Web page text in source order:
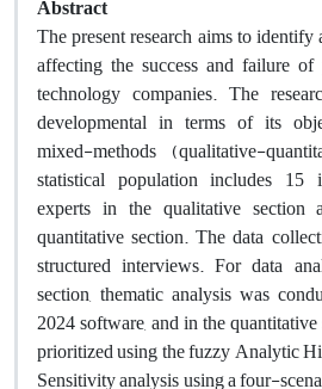
Abstract
The present research aims to
affecting the success and failure
technology companies. The
developmental in terms of its
mixed-methods (qualitative-
statistical population includes 15
experts in the qualitative
quantitative section. The data
structured interviews. For data
section, thematic analysis was
2024 software, and in the
prioritized using the fuzzy Analytic
Sensitivity analysis using a four-